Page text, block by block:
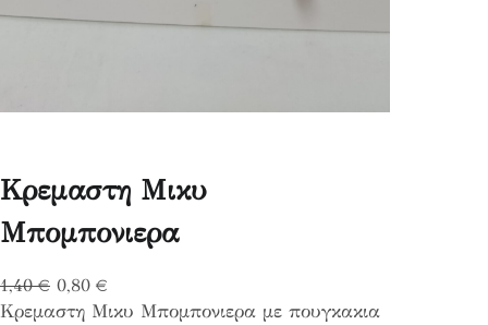
Κρεμαστη Μικυ
Μπομπονιερα
1,40€ O
r
0,80 €
τ
Κρεμαστη Μικυ Μπομπονιερα με πουγκακια